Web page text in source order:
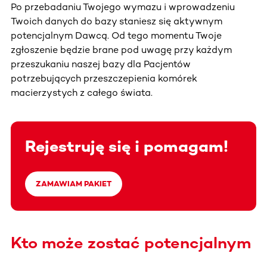
Po przebadaniu Twojego wymazu i wprowadzeniu
Twoich danych do bazy staniesz się aktywnym
potencjalnym Dawcą. Od tego momentu Twoje
zgłoszenie będzie brane pod uwagę przy każdym
przeszukaniu naszej bazy dla Pacjentów
potrzebujących przeszczepienia komórek
macierzystych z całego świata.
Rejestruję się i pomagam!
ZAMAWIAM PAKIET
Kto może zostać potencjalnym